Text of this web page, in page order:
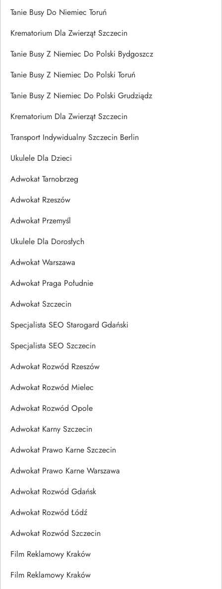
Tanie Busy Do Niemiec Toruń
Krematorium Dla Zwierząt Szczecin
Tanie Busy Z Niemiec Do Polski Bydgoszcz
Tanie Busy Z Niemiec Do Polski Toruń
Tanie Busy Z Niemiec Do Polski Grudziądz
Krematorium Dla Zwierząt Szczecin
Transport Indywidualny Szczecin Berlin
Ukulele Dla Dzieci
Adwokat Tarnobrzeg
Adwokat Rzeszów
Adwokat Przemyśl
Ukulele Dla Dorosłych
Adwokat Warszawa
Adwokat Praga Południe
Adwokat Szczecin
Specjalista SEO Starogard Gdański
Specjalista SEO Szczecin
Adwokat Rozwód Rzeszów
Adwokat Rozwód Mielec
Adwokat Rozwód Opole
Adwokat Karny Szczecin
Adwokat Prawo Karne Szczecin
Adwokat Prawo Karne Warszawa
Adwokat Rozwód Gdańsk
Adwokat Rozwód Łódź
Adwokat Rozwód Szczecin
Film Reklamowy Kraków
Film Reklamowy Kraków